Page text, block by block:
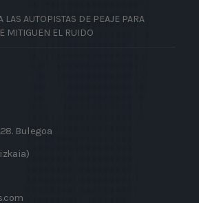
AUTOPISTAS DE PEAJE PARA
MITIGUEN EL RUIDO
Bulegoa